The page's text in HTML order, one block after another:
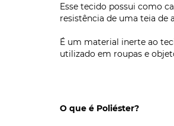
Esse tecido possui como
resistência de uma teia de
É um material inerte ao
utilizado em roupas e
O que é Poliéster?